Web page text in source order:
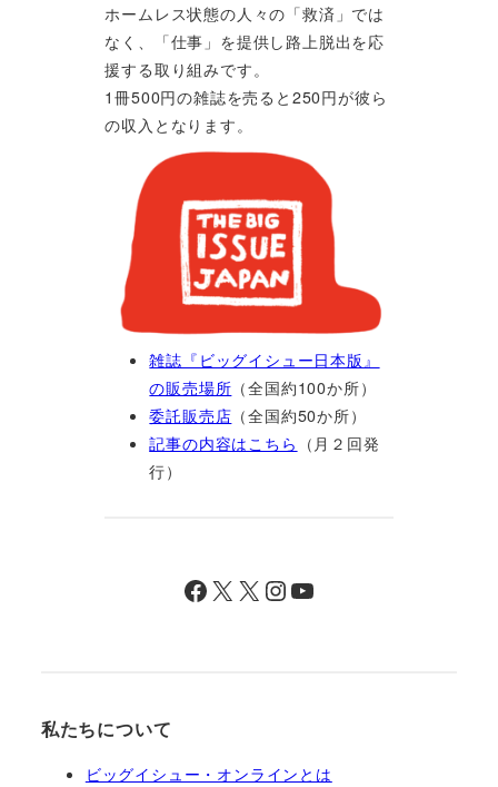
ホームレス状態の人々の「救済」では
なく、「仕事」を提供し路上脱出を応
援する取り組みです。
1冊500円の雑誌を売ると250円が彼ら
の収入となります。
雑誌『ビッグイシュー日本版』
の販売場所 （全国約100か所）
委託販売店 （全国約50か所）
記事の内容はこちら （月２回発
行）
Facebook X X InstagramYouTube
私たちについて
ビッグイシュー・オンラインとは